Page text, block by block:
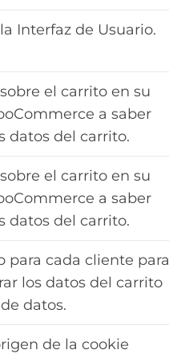
Interfaz de Usuario.
el carrito en su
a saber
datos del carrito.
el carrito en su
a saber
datos del carrito.
para cada cliente para
los datos del carrito
datos.
de la cookie